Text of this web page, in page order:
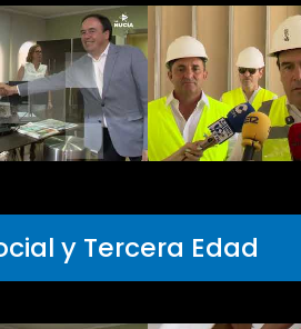
y Tercera Edad